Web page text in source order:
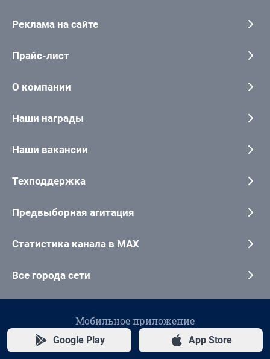
Реклама на сайте
Прайс-лист
О компании
Наши награды
Наши вакансии
Техподдержка
Предвыборная агитация
Статистика канала в MAX
Все города сети
Мобильное приложение
Google Play App Store